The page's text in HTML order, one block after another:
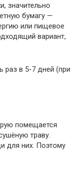
значительно
бумагу —
или пищевое
вариант,
раз в 5-7 дней (при
помещается
траву.
для них. Поэтому